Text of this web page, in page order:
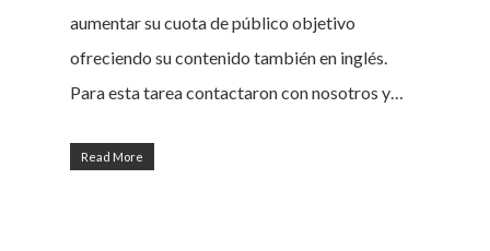
aumentar su cuota de público objetivo
ofreciendo su contenido también en inglés.
Para esta tarea contactaron con nosotros y…
Read More